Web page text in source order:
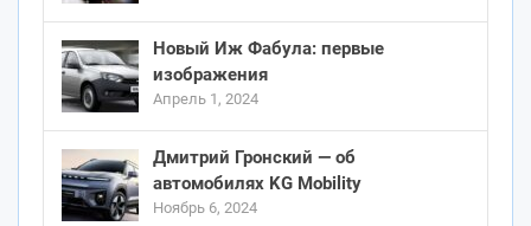
Новый Иж Фабула: первые
изображения
Апрель 1, 2024
Дмитрий Гронский — об
автомобилях KG Mobility
Ноябрь 6, 2024